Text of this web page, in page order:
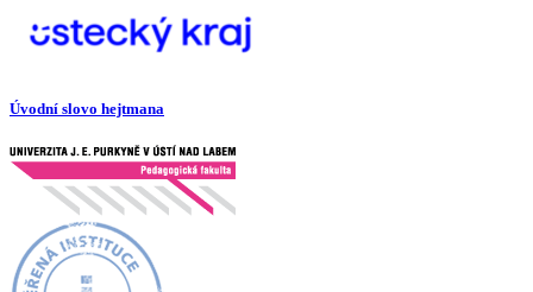
Úvodní slovo hejtmana